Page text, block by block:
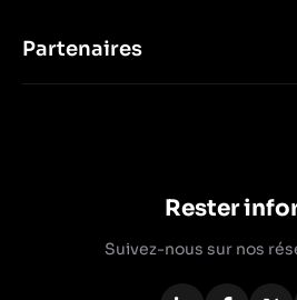
Partenaires
Rester
Suivez-nous sur nos